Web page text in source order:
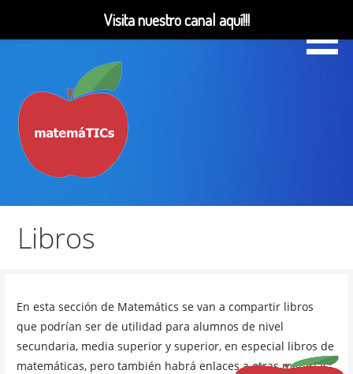
contenido
MatemáTICs
Libros
En esta sección de Matemátics se van a compartir libros
que podrían ser de utilidad para alumnos de nivel
secundaria, media superior y superior, en especial libros de
matemáticas, pero también habrá enlaces a otras materias
Visita nuestro canal aquí!!!